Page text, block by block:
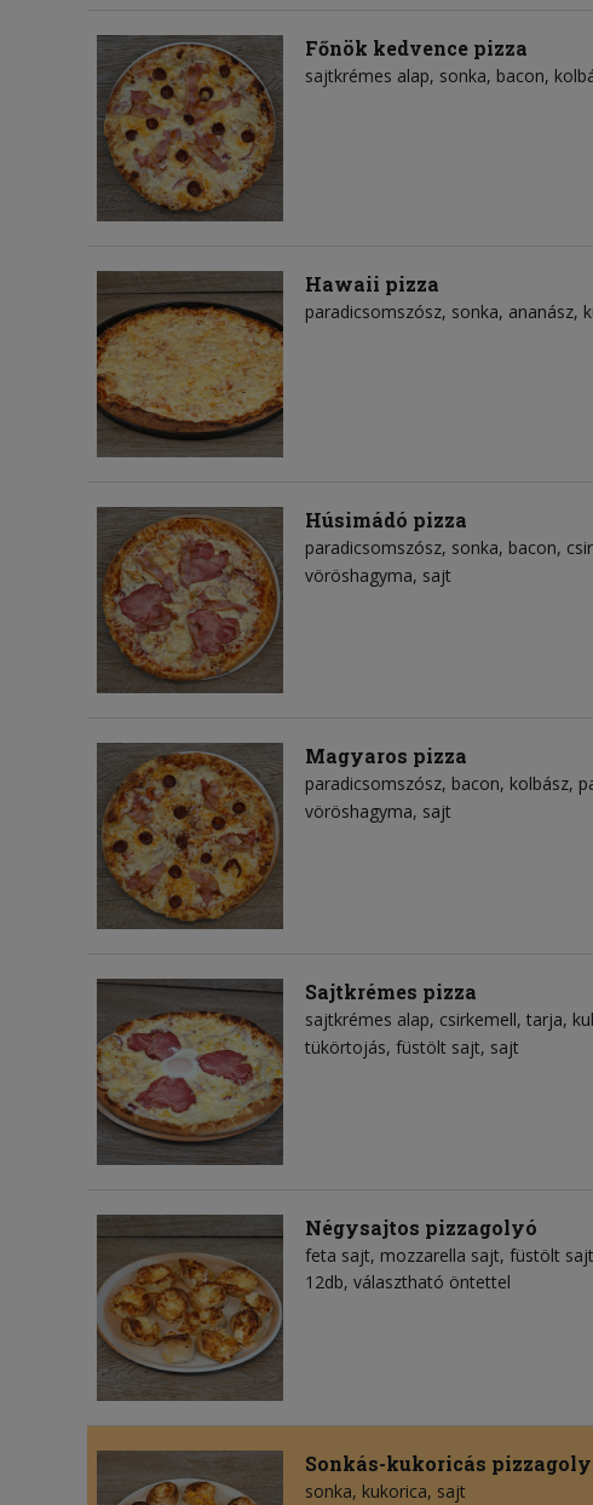
Főnök kedvence pizza
sajtkrémes alap sonka bacon
Hawaii pizza
paradicsomszósz sonka ananász
Húsimádó pizza
paradicsomszósz sonka bacon
vöröshagyma sajt
Magyaros pizza
paradicsomszósz bacon kolbász
vöröshagyma sajt
Sajtkrémes pizza
sajtkrémes alap csirkemell tarja
tükörtojás füstölt sajt sajt
Négysajtos pizzagolyó
feta sajt mozzarella sajt füstölt sajt
12db, választható öntettel
Sonkás-kukoricás
sonka kukorica sajt